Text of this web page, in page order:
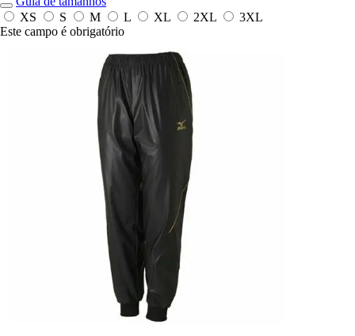
XS
S M L XL 2XL
3XL
Este campo é obrigatório